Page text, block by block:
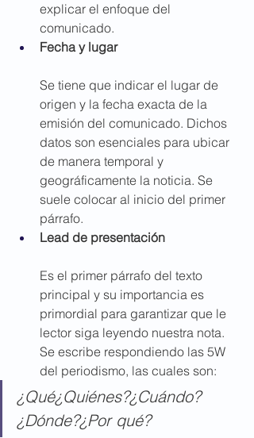
explicar el enfoque del
comunicado.
Fecha y lugar
Se tiene que indicar el lugar de
origen y la fecha exacta de la
emisión del comunicado. Dichos
datos son esenciales para ubicar
de manera temporal y
geográficamente la noticia. Se
suele colocar al inicio del primer
párrafo.
Lead de presentación
Es el primer párrafo del texto
principal y su importancia es
primordial para garantizar que le
lector siga leyendo nuestra nota.
Se escribe respondiendo las 5W
del periodismo, las cuales son:
¿Qué¿Quiénes?¿Cuándo?
¿Dónde?¿Por qué?